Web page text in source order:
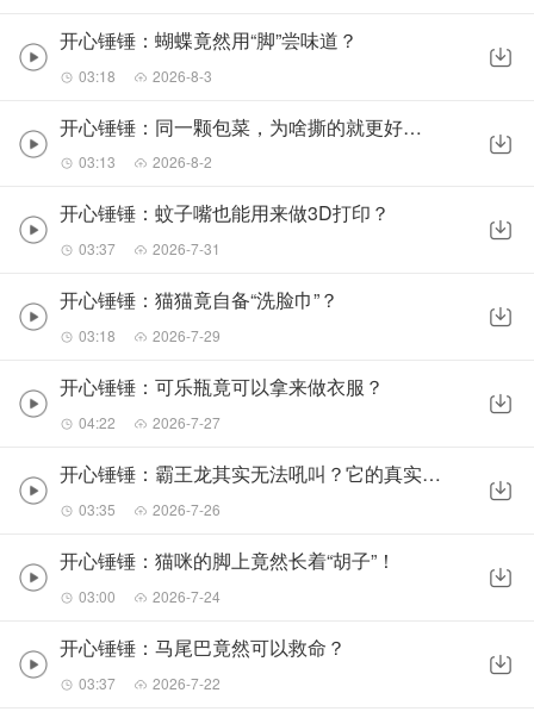
开心锤锤：蝴蝶竟然用“脚”尝味道？
03:18 2026-8-3
开心锤锤：同一颗包菜，为啥撕的就更好吃？
03:13 2026-8-2
开心锤锤：蚊子嘴也能用来做3D打印？
03:37 2026-7-31
开心锤锤：猫猫竟自备“洗脸巾”？
03:18 2026-7-29
开心锤锤：可乐瓶竟可以拿来做衣服？
04:22 2026-7-27
开心锤锤：霸王龙其实无法吼叫？它的真实叫声竟可能像……
03:35 2026-7-26
开心锤锤：猫咪的脚上竟然长着“胡子”！
03:00 2026-7-24
开心锤锤：马尾巴竟然可以救命？
03:37 2026-7-22